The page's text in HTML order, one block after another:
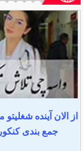
از الان آینده
جمع بندی کنکور1405